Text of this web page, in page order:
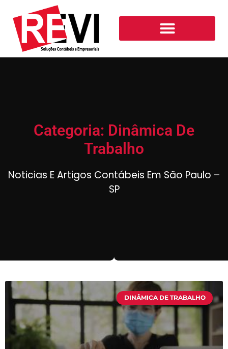
Categoria: Dinâmica De
Trabalho
Noticias E Artigos Contábeis Em São Paulo –
SP
DINÂMICA DE TRABALHO